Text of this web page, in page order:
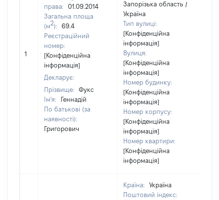
1
права:
01.09.2014
Загальна площа
(м2):
69.4
Реєстраційний
номер:
[Конфіденційна
інформація]
Декларує:
Прізвище:
Фукс
Ім'я:
Геннадій
По батькові (за
наявності):
Григорович
Запорізька область /
Україна
Тип вулиці:
[Конфіденційна
інформація]
Вулиця:
[Конфіденційна
інформація]
Номер будинку:
[Конфіденційна
інформація]
Номер корпусу:
[Конфіденційна
інформація]
Номер квартири:
[Конфіденційна
інформація]
Країна:
Україна
Поштовий індекс: